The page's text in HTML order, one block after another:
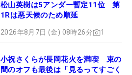
松山英樹は5アンダー暫定11位 第
1Rは悪天候のため順延
2026年8月7日 (金) 08時26分 1
小祝さくらが長岡花火を満喫 束の
間のオフも最後は「見るってすごく